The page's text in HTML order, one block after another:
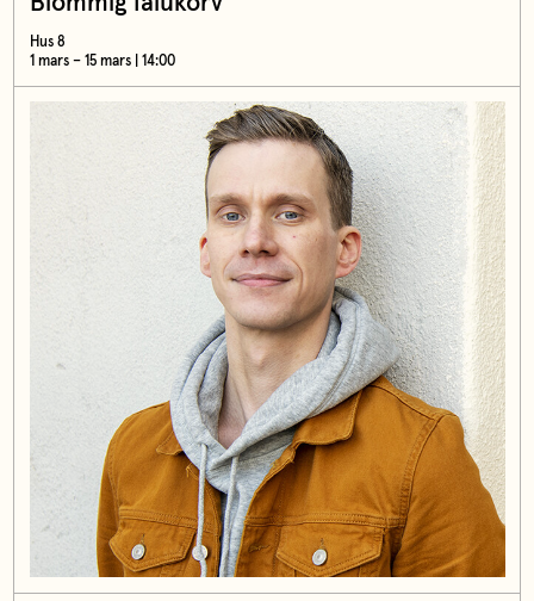
Hus 8
1 mars – 15 mars | 14:00